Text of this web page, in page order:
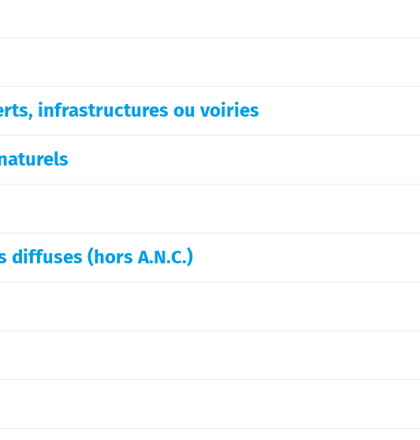
infrastructures ou voiries
(hors A.N.C.)